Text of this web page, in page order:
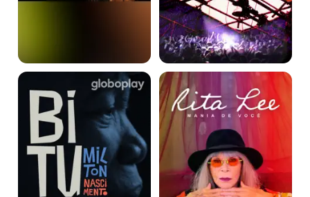
Milton
Bituca
Nascimento
Rita
Lee:
Mania
de
Você